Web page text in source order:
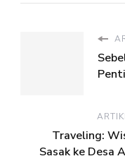
Traveling:
Sasak ke Desa